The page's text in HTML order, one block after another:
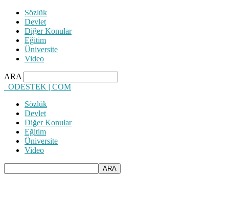
Sözlük
Devlet
Diğer Konular
Eğitim
Üniversite
Video
ARA
ODESTEK | COM
Sözlük
Devlet
Diğer Konular
Eğitim
Üniversite
Video